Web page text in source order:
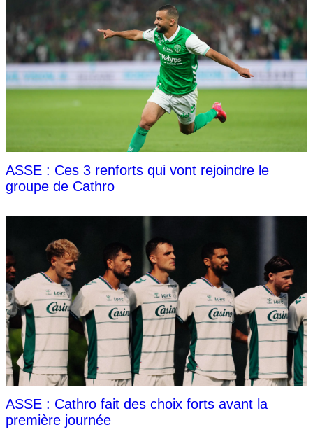
ASSE : Ces 3 renforts qui vont rejoindre le
groupe de Cathro
ASSE : Cathro fait des choix forts avant la
première journée